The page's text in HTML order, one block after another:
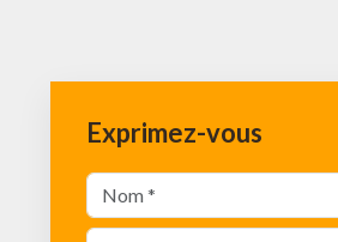
Exprimez-vous